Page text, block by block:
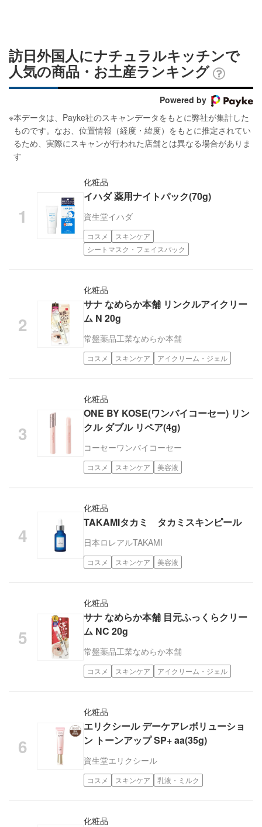
訪日外国人にナチュラルキッチンで
人気の商品・お土産ランキング
Powered by
※本データは、Payke社のスキャンデータをもとに弊社が集計した
ものです。なお、位置情報（経度・緯度）をもとに推定されてい
るため、実際にスキャンが行われた店舗とは異なる場合がありま
す
化粧品
イハダ 薬用ナイトパック(70g)
資生堂イハダ
コスメ
スキンケア
シートマスク・フェイスパック
化粧品
サナ なめらか本舗 リンクルアイクリー
ム N 20g
常盤薬品工業なめらか本舗
コスメ スキンケア アイクリーム・ジェル
化粧品
ONE BY KOSE(ワンバイコーセー) リン
クル ダブル リペア(4g)
コーセーワンバイコーセー
コスメ スキンケア 美容液
化粧品
TAKAMIタカミ タカミスキンピール
日本ロレアルTAKAMI
コスメ スキンケア 美容液
化粧品
サナ なめらか本舗 目元ふっくらクリー
ム NC 20g
常盤薬品工業なめらか本舗
コスメ スキンケア アイクリーム・ジェル
化粧品
エリクシール デーケアレボリューショ
ン トーンアップ SP+ aa(35g)
資生堂エリクシール
コスメ スキンケア 乳液・ミルク
化粧品